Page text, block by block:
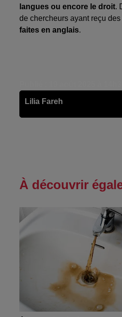
langues ou encore le droit.
de chercheurs ayant reçu
faites en anglais.
Publié : 19 août 2025 à
Lilia Fareh
À découvrir